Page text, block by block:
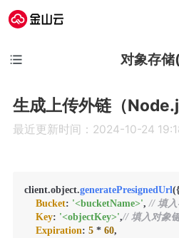
对象存
生成上传外链（
最近更新时间：2024-10-24
client.object.generatePresignedUrl({
Bucket: '<bucketName>', // 填
Key: '<objectKey>',// 填入对象
Expiration: 5 * 60,